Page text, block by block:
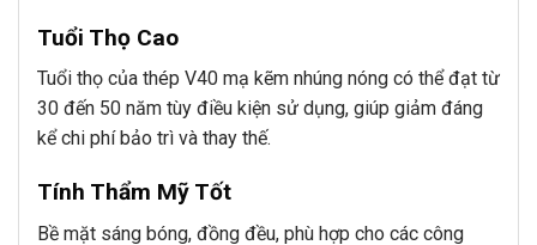
Tuổi Thọ Cao
Tuổi thọ của thép V40 mạ kẽm nhúng nóng có thể đạt từ
30 đến 50 năm tùy điều kiện sử dụng, giúp giảm đáng
kể chi phí bảo trì và thay thế.
Tính Thẩm Mỹ Tốt
Bề mặt sáng bóng, đồng đều, phù hợp cho các công